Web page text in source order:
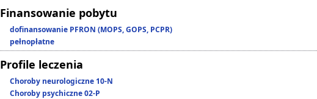
Finansowanie pobytu
dofinansowanie PFRON (MOPS, GOPS, PCPR)
pełnopłatne
Profile leczenia
Choroby neurologiczne 10-N
Choroby psychiczne 02-P